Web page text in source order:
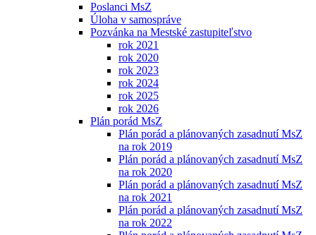
Poslanci MsZ
Úloha v samospráve
Pozvánka na Mestské zastupiteľstvo
rok 2021
rok 2020
rok 2023
rok 2024
rok 2025
rok 2026
Plán porád MsZ
Plán porád a plánovaných zasadnutí MsZ
na rok 2019
Plán porád a plánovaných zasadnutí MsZ
na rok 2020
Plán porád a plánovaných zasadnutí MsZ
na rok 2021
Plán porád a plánovaných zasadnutí MsZ
na rok 2022